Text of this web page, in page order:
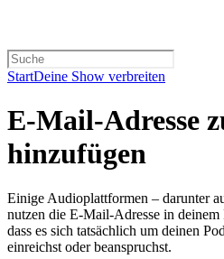
StartDeine Show verbreiten
E-Mail-Adresse
hinzufügen
Einige Audioplattformen – darunter
nutzen die E-Mail-Adresse in deinem
dass es sich tatsächlich um deinen
einreichst oder beanspruchst.